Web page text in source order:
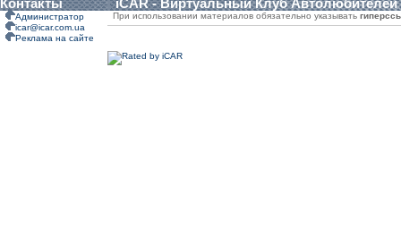
Контакты iCAR - Виртуальный Клуб Автолюбителей
Администратор
icar@icar.com.ua
Реклама на сайте
При использовании материалов обязательно указывать